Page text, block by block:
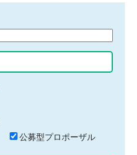
公募型プロポーザル